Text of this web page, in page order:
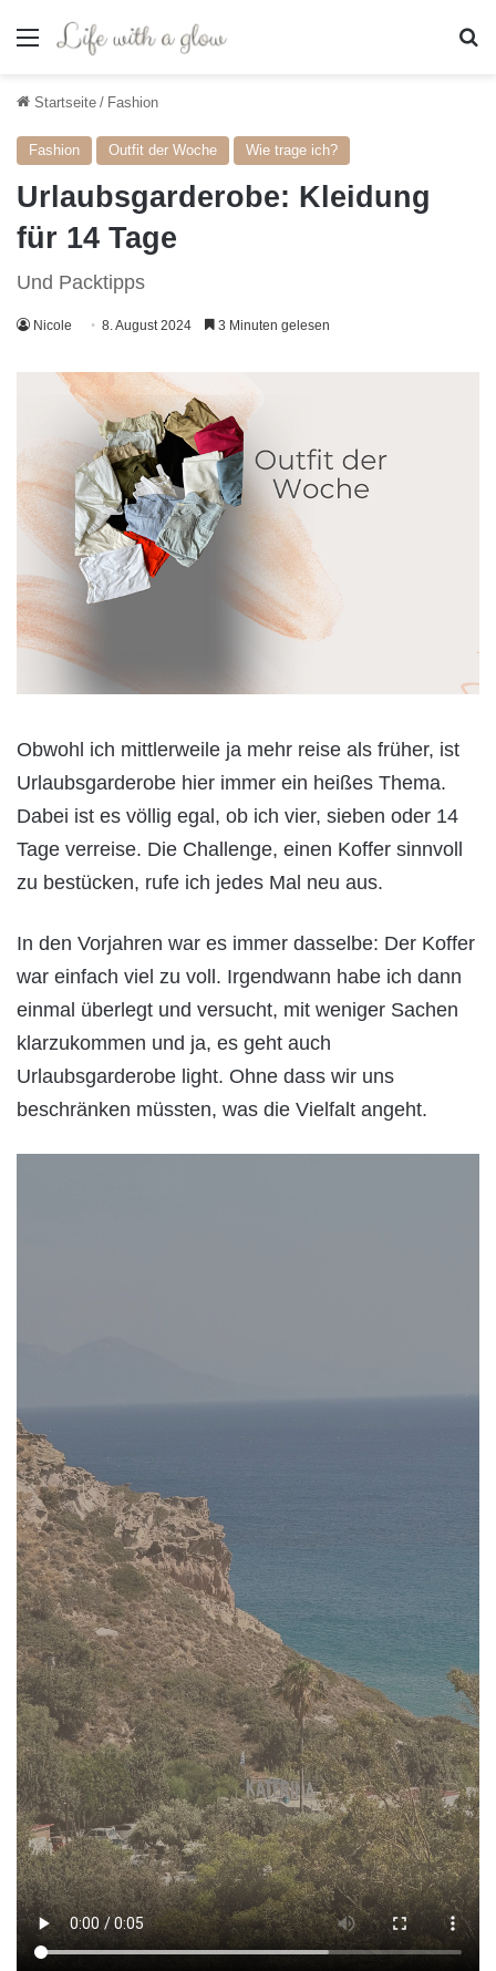
Menü
Startseite / Fashion
Fashion Outfit der Woche Wie trage ich?
Urlaubsgarderobe: Kleidung
für 14 Tage
Und Packtipps
Nicole 8. August 2024 3 Minuten gelesen
Obwohl ich mittlerweile ja mehr reise als früher, ist
Urlaubsgarderobe hier immer ein heißes Thema.
Dabei ist es völlig egal, ob ich vier, sieben oder 14
Tage verreise. Die Challenge, einen Koffer sinnvoll
zu bestücken, rufe ich jedes Mal neu aus.
In den Vorjahren war es immer dasselbe: Der Koffer
war einfach viel zu voll. Irgendwann habe ich dann
einmal überlegt und versucht, mit weniger Sachen
klarzukommen und ja, es geht auch
Urlaubsgarderobe light. Ohne dass wir uns
beschränken müssten, was die Vielfalt angeht.